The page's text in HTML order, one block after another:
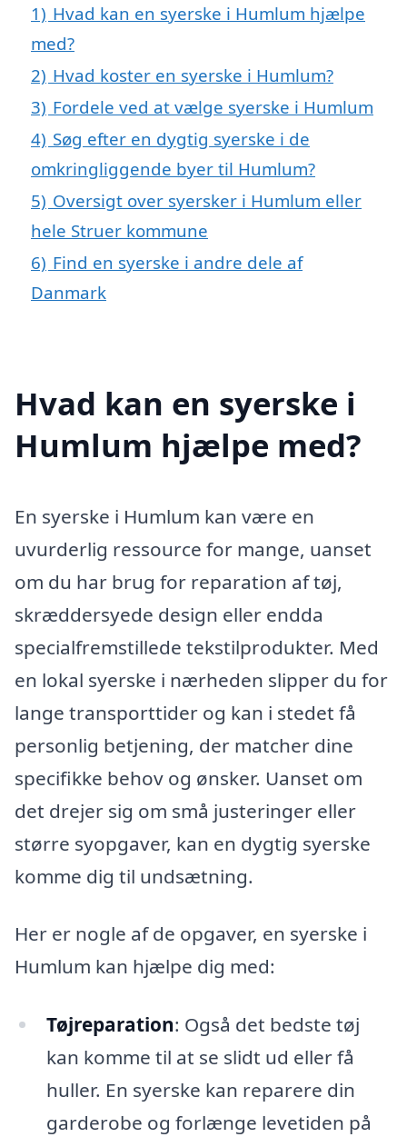
1) Hvad kan en syerske i Humlum hjælpe
med?
2) Hvad koster en syerske i Humlum?
3) Fordele ved at vælge syerske i Humlum
4) Søg efter en dygtig syerske i de
omkringliggende byer til Humlum?
5) Oversigt over syersker i Humlum eller
hele Struer kommune
6) Find en syerske i andre dele af
Danmark
Hvad kan en syerske i
Humlum hjælpe med?
En syerske i Humlum kan være en
uvurderlig ressource for mange, uanset
om du har brug for reparation af tøj,
skræddersyede design eller endda
specialfremstillede tekstilprodukter. Med
en lokal syerske i nærheden slipper du for
lange transporttider og kan i stedet få
personlig betjening, der matcher dine
specifikke behov og ønsker. Uanset om
det drejer sig om små justeringer eller
større syopgaver, kan en dygtig syerske
komme dig til undsætning.
Her er nogle af de opgaver, en syerske i
Humlum kan hjælpe dig med:
Tøjreparation: Også det bedste tøj
kan komme til at se slidt ud eller få
huller. En syerske kan reparere din
garderobe og forlænge levetiden på